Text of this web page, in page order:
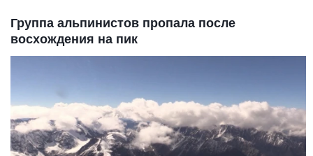
Группа альпинистов пропала после
восхождения на пик